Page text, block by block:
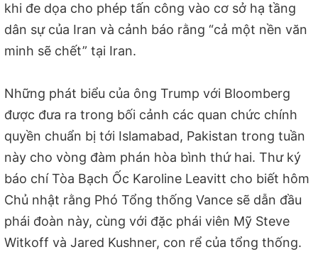
khi đe dọa cho phép tấn công vào cơ sở hạ tầng
dân sự của Iran và cảnh báo rằng “cả một nền văn
minh sẽ chết” tại Iran.
Những phát biểu của ông Trump với Bloomberg
được đưa ra trong bối cảnh các quan chức chính
quyền chuẩn bị tới Islamabad, Pakistan trong tuần
này cho vòng đàm phán hòa bình thứ hai. Thư ký
báo chí Tòa Bạch Ốc Karoline Leavitt cho biết hôm
Chủ nhật rằng Phó Tổng thống Vance sẽ dẫn đầu
phái đoàn này, cùng với đặc phái viên Mỹ Steve
Witkoff và Jared Kushner, con rể của tổng thống.